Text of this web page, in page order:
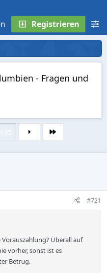
Registrieren
- Fragen und
Letzte
#721
Überall auf
vorher, sonst ist es
Betrug.